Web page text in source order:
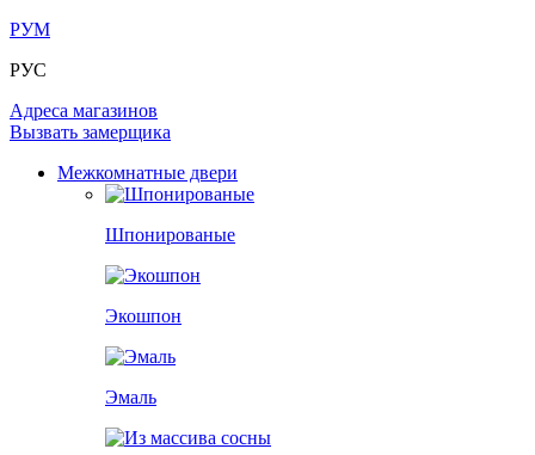
РУМ
РУС
Адреса магазинов
Вызвать замерщика
Межкомнатные двери
Шпонированые
Экошпон
Эмаль